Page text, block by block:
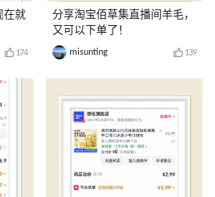
在就
174
分享淘宝佰草集直播间羊毛，
又可以下单了！
misunting 139